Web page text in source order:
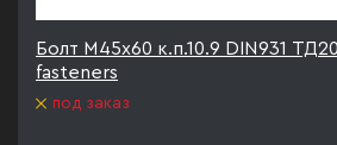
Болт М45х60 к.п.10.9 DIN931
fasteners
под заказ